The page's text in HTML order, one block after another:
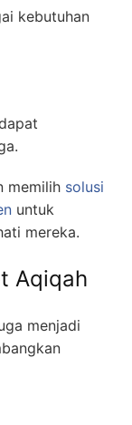
kebutuhan
memilih solusi
untuk
mereka.
Aqiqah
menjadi